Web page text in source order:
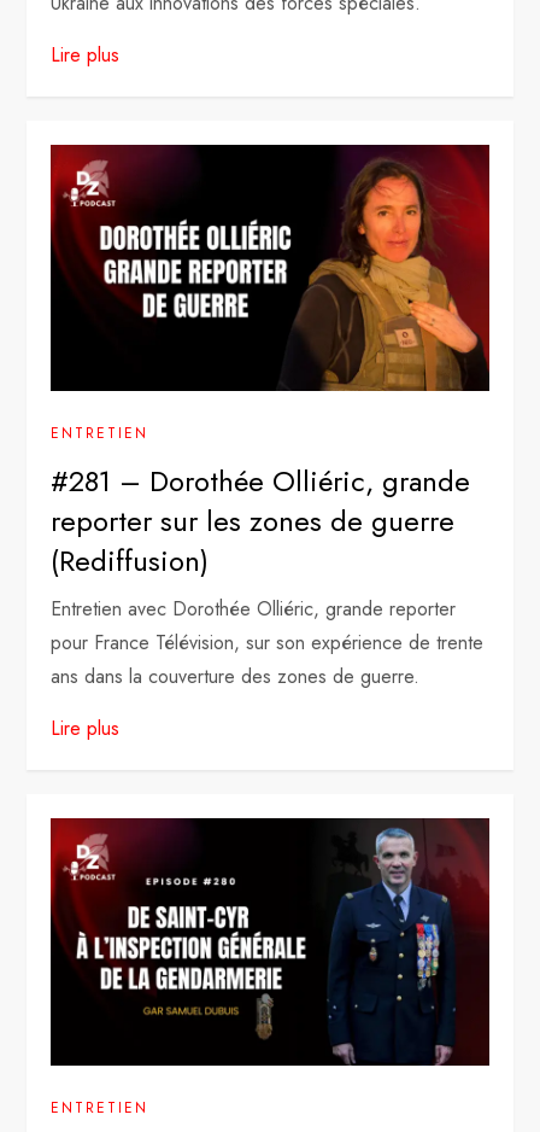
Lire plus
ENTRETIEN
#281 – Dorothée Olliéric, grande
reporter sur les zones de guerre
(Rediffusion)
Entretien avec Dorothée Olliéric, grande reporter
pour France Télévision, sur son expérience de trente
ans dans la couverture des zones de guerre.
Lire plus
ENTRETIEN